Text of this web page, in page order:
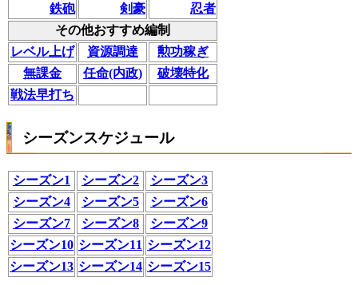
鉄砲 剣豪
忍者
その他おすすめ編制
レベル上げ
資源調達
勲功稼ぎ
無課金
任命(内政)
破壊特化
戦法早打ち
シーズンスケジュール
シーズン1 シーズン2
シーズン3
シーズン4
シーズン5
シーズン6
シーズン7
シーズン8
シーズン9
シーズン10 シーズン11 シーズン12
シーズン13 シーズン14 シーズン15